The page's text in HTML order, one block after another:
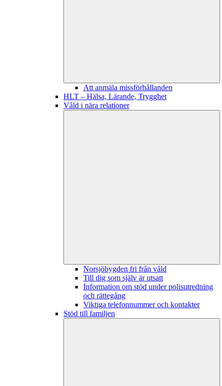
Att anmäla missförhållanden
HLT – Hälsa, Lärande, Trygghet
Våld i nära relationer
Norsjöbygden fri från våld
Till dig som själv är utsatt
Information om stöd under polisutredning
och rättegång
Viktiga telefonnummer och kontakter
Stöd till familjen